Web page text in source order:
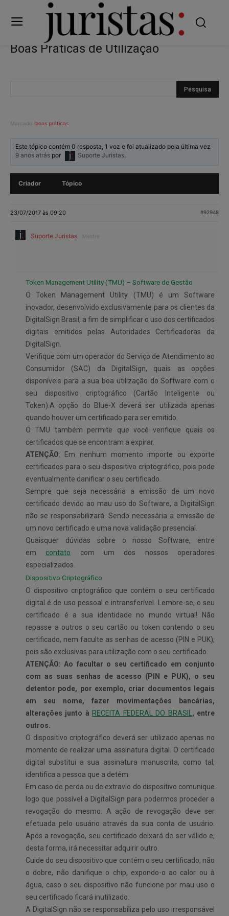
Boas Práticas de Utilização
Marcado: boas práticas
Este tópico contém 0 resposta, 1 voz e foi atualizado pela última vez
9 anos atrás por Suporte Juristas.
Criador Tópico
23/07/2017 às 09:20 #92948
Suporte Juristas Mestre
Token Management Utility (TMU) – Software de Gestão
O Token Management Utility (TMU) é um Software
inovador, desenvolvido exclusivamente para os clientes da
DigitalSign Brasil, a fim de simplificar o uso dos certificados
digitais emitidos pelas Autoridades Certificadoras da
DigitalSign.
Verifique com um operador do Serviço de Atendimento ao
Consumidor (SAC) da DigitalSign, quais as opções
disponíveis para a sua boa utilização do Software com o
seu dispositivo criptográfico (Cartão Inteligente ou
Token).A opção do Blue-X deverá ser utilizada apenas
quando houver um certificado para ser emitido.
O TMU também permite que você verifique quais os
certificados que se encontram a expirar.
ATENÇÃO: Em nenhum momento importe ou exporte
certificados para o seu dispositivo criptográfico, pois pode
eventualmente danificar o seu certificado.
Sempre que seja necessária a emissão de um novo
certificado devido ao mau uso do Software, a DigitalSign
não se responsabilizará. Sendo necessária a emissão de
um novo certificado e uma nova validação presencial.
Quaisquer dúvidas sobre o nosso Software, entre
em contato com um dos nossos operadores
especializados.
Dispositivo Criptográfico
O dispositivo criptográfico que contém o seu certificado
digital é de uso pessoal e intransferível. Lembre-se, o seu
certificado é a sua identidade no mundo virtual! Não
repasse a outros o seu cartão ou token contendo o seu
certificado, nem faculte as senhas de acesso (PIN e PUK),
pois são exclusivas para utilização com o seu certificado.
ATENÇÃO: Ao facultar o seu certificado em conjunto
com as suas senhas de acesso (PIN e PUK), o seu
detentor pode, por exemplo, criar documentos legais
em seu nome, fazer movimentações bancárias,
alterações junto àRECEITA FEDERAL DO BRASIL , entre
outros.
O dispositivo criptográfico deverá ser utilizado apenas no
momento de realizar uma assinatura digital. O certificado
digital substitui a sua assinatura manuscrita, como tal,
identifica a pessoa que a detém.
Em caso de perda ou de extravio do dispositivo comunique
logo que possível a DigitalSign para podermos proceder a
revogação do mesmo. A ação de revogação deve ser
efetuada pelo usuário através da sua conta de usuário.
Após a revogação, seu certificado deixará de ser válido e,
desta forma, irá necessitar adquirir outro.
Cuide do seu dispositivo que contém o seu certificado, não
o dobre, não danifique o chip, expondo-o ao calor ou à
água, caso o seu dispositivo não funcione por mau uso o
seu certificado ficará inutilizado.
A DigitalSign não se responsabiliza pelo uso irresponsável